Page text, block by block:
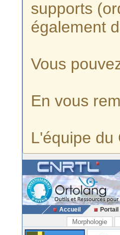
supports
également
Vous
En vous
L'équipe du
Accueil Portail
Morphologie